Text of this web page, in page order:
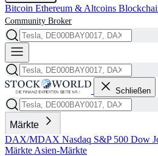
Bitcoin Ethereum & Altcoins
Community Broker
Schließen
Märkte
DAX/MDAX Nasdaq S&P 500 Dow
Märkte Asien-Märkte